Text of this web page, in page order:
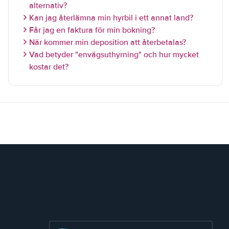
alternativ?
Kan jag återlämna min hyrbil i ett annat land?
Får jag en faktura för min bokning?
När kommer min deposition att återbetalas?
Vad betyder "envägsuthyrning" och hur mycket
kostar det?